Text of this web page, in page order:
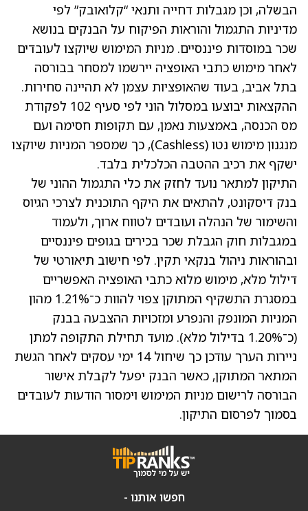
הבשלה, וכן מגבלות דחייה ותנאי “קלואובק” לפי
מדיניות התגמול והוראות הפיקוח על הבנקים בנושא
שכר במוסדות פיננסיים. מניות המימוש שיוקצו לעובדים
לאחר מימוש כתבי האופציה יירשמו למסחר בבורסה
בתל אביב, בעוד שהאופציות עצמן לא תהיינה סחירות.
ההקצאות יבוצעו במסלול הוני לפי סעיף 102 לפקודת
מס הכנסה, באמצעות נאמן, עם תקופות חסימה ועם
מנגנון מימוש נטו (Cashless), כך שמספר המניות שיוקצו
ישקף את רכיב ההטבה הכלכלית בלבד.
התיקון למתאר נועד לחזק את כלי התגמול ההוני של
בנק דיסקונט, להתאים את היקף התוכנית לצרכי הגיוס
והשימור של הנהלה ועובדים לטווח ארוך, ולעמוד
במגבלות חוק הגבלת שכר בכירים בגופים פיננסיים
ובהוראות ניהול בנקאי תקין. לפי חישוב תיאורטי של
דילול מלא, מימוש מלוא כתבי האופציה האפשריים
במסגרת התשקיף המתוקן צפוי להוות כ־1.21% מהון
המניות המונפק והנפרע ומזכויות ההצבעה בבנק
(כ־1.20% בדילול מלא). מועד תחילת התקופה למתן
ניירות הערך עודכן כך שיחול 14 ימי עסקים לאחר הגשת
המתאר המתוקן, כאשר הבנק יפעל לקבלת אישור
הבורסה לרישום מניות המימוש וימסור הודעות לעובדים
בסמוך לפרסום התיקון.
חפשו אותנו -